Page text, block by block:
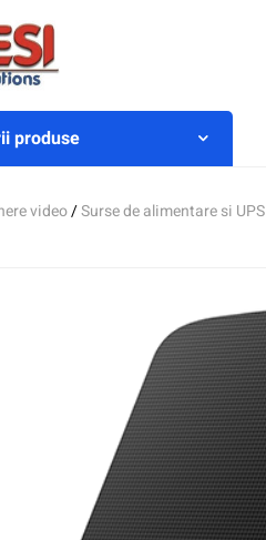
produse
video/Surse de alimentare si UPS